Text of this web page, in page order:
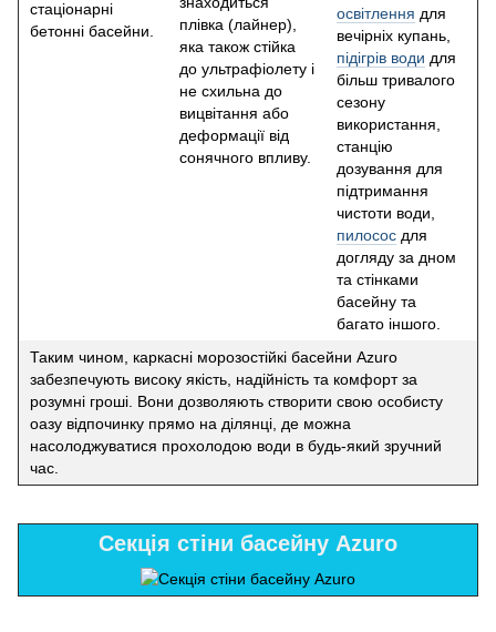
стаціонарні
бетонні басейни.
плівка (лайнер),
яка також стійка
до ультрафіолету і
не схильна до
вицвітання або
деформації від
сонячного впливу.
освітлення для
вечірніх купань,
підігрів води для
більш тривалого
сезону
використання,
станцію
дозування для
підтримання
чистоти води,
пилосос для
догляду за дном
та стінками
басейну та
багато іншого.
Таким чином, каркасні морозостійкі басейни Azuro
забезпечують високу якість, надійність та комфорт за
розумні гроші. Вони дозволяють створити свою особисту
оазу відпочинку прямо на ділянці, де можна
насолоджуватися прохолодою води в будь-який зручний
час.
Секція стіни басейну Azuro